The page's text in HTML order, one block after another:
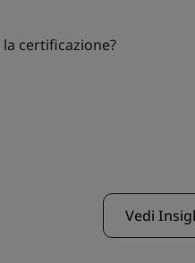
certificazione?
Vedi